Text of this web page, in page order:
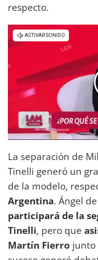
respecto.
La separación de
Tinelli generó un
de la modelo,
Argentina. Ángel
participará de la
Tinelli, pero que
Martín Fierro junto